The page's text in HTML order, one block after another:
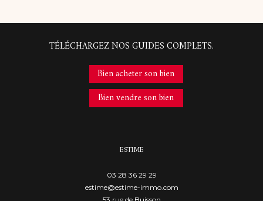
TÉLÉCHARGEZ NOS GUIDES COMPLETS.
Bien acheter son bien
Bien vendre son bien
ESTIME
03 28 36 29 29
estime@estime-immo.com